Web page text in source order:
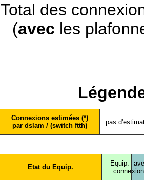
Total des
(avec les
Connexions estimées (*)
par dslam / (switch ftth)
pas
Etat du Equip.
Equip.
conne